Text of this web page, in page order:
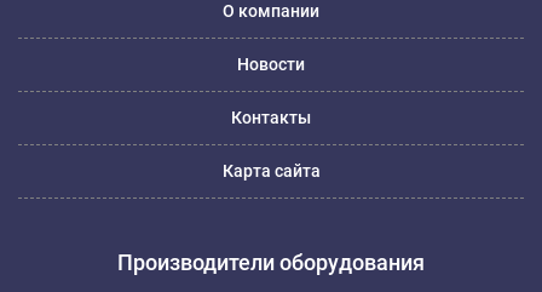
О компании
Новости
Контакты
Карта сайта
Производители оборудования